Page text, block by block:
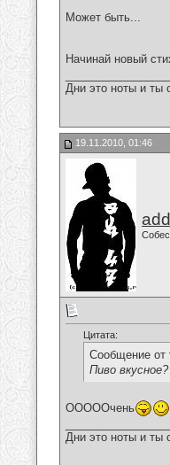
Может быть...
Начинай новый
Дни это ноты и ты
19.11.2010, 01:46
Цитата:
Сообщение от
Пиво вкусное?
ОООООчень
Дни это ноты и ты